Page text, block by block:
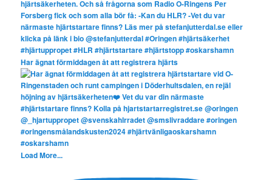
Har ägnat förmiddagen åt att registrera hjärts
Load More...